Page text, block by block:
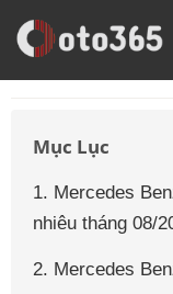
Trang Chủ Giá Xe
Mục Lục
1. Mercedes
nhiêu tháng 08/
2. Mercedes